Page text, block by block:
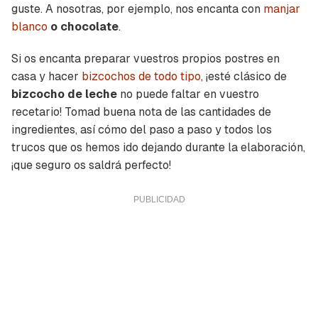
guste. A nosotras, por ejemplo, nos encanta con manjar
blanco o chocolate.
Si os encanta preparar vuestros propios postres en
casa y hacer bizcochos de todo tipo, ¡esté clásico de
bizcocho de leche no puede faltar en vuestro
recetario! Tomad buena nota de las cantidades de
ingredientes, así cómo del paso a paso y todos los
trucos que os hemos ido dejando durante la elaboración,
¡que seguro os saldrá perfecto!